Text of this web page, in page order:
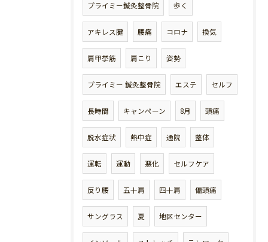
プライミー鍼灸整骨院 歩く
アキレス腱 腰痛 コロナ 換気
肩甲挙筋 肩こり 姿勢
プライミー 鍼灸整骨院 エステ セルフ
長時間 キャンペーン 8月 頭痛
脱水症状 熱中症 通院 整体
運転 運動 悪化 セルフケア
反り腰 五十肩 四十肩 偏頭痛
サングラス 夏 地区センター